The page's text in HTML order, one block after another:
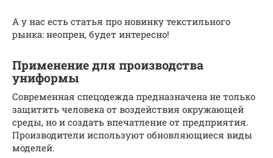
А у нас есть статья про новинку текстильного
рынка: неопрен, будет интересно!
Применение для производства
униформы
Современная спецодежда предназначена не только
защитить человека от воздействия окружающей
среды, но и создать впечатление от предприятия.
Производители используют обновляющиеся виды
моделей.